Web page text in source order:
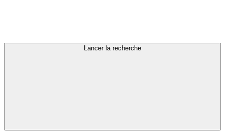
Lancer la recherche